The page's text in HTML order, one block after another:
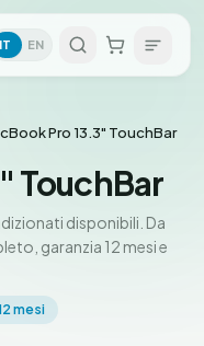
IT EN
Pro 13.3" TouchBar
TouchBar
disponibili. Da
garanzia 12 mesi e
mesi